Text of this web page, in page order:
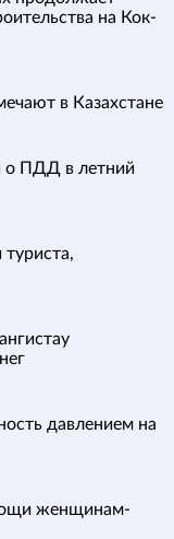
на Кок-
в Казахстане
о ПДД в летний
давлением на
женщинам-